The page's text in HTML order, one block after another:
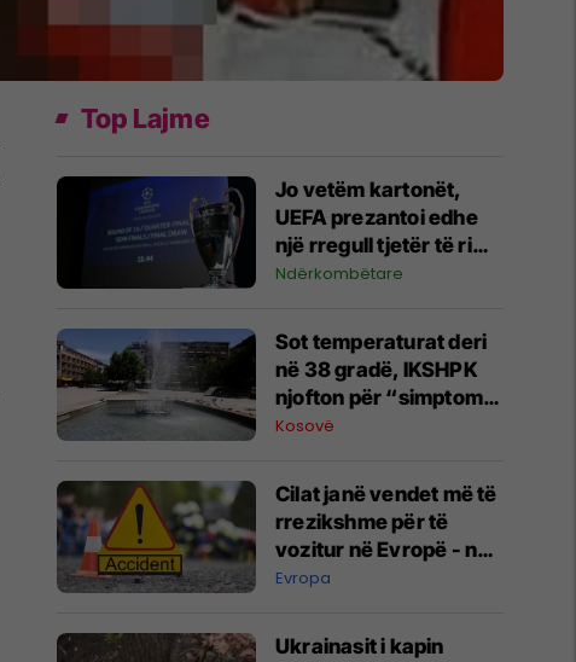
Top Lajme
Jo vetëm kartonët,
UEFA prezantoi edhe
një rregull tjetër të ri
për Ligën e
evropiane
Ndërkombëtare
Sot temperaturat deri
në 38 gradë, IKSHPK
njofton për “simptomat
e nxehtësisë”
Kosovë
Cilat janë vendet më të
rrezikshme për të
vozitur në Evropë - në
njërin prej tyre
mërgimtarë
Evropa
Ukrainasit i kapin